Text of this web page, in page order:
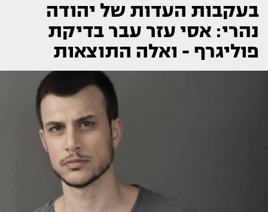
בעקבות העדות של יהודה
נהרי: אסי עזר עבר בדיקת
פוליגרף - ואלה התוצאות